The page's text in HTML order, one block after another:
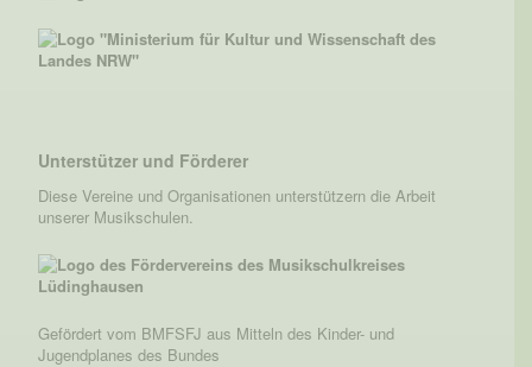
Unterstützer und Förderer
Diese Vereine und Organisationen unterstützern die Arbeit
unserer Musikschulen.
Gefördert vom BMFSFJ aus Mitteln des Kinder- und
Jugendplanes des Bundes